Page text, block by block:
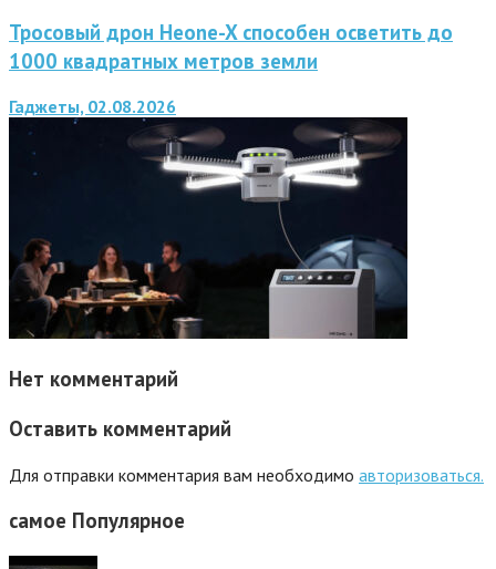
Тросовый дрон Heone-X способен осветить до
1000 квадратных метров земли
Гаджеты, 02.08.2026
Нет комментарий
Оставить комментарий
Для отправки комментария вам необходимо авторизоваться.
самое Популярное